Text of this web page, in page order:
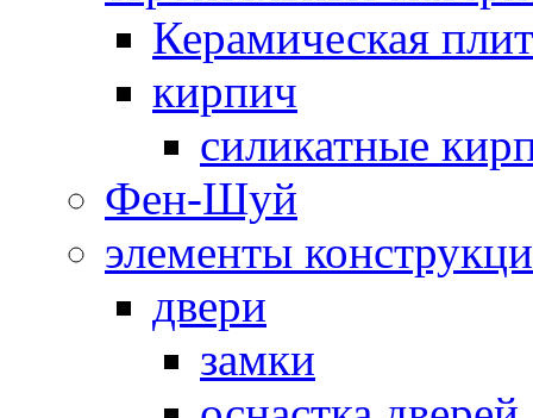
Керамическая
кирпич
силикатные
Фен-Шуй
элементы
двери
замки